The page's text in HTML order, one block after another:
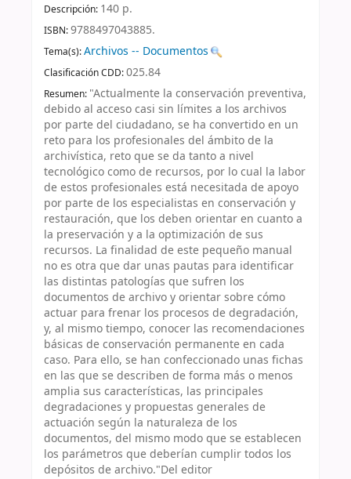
Descripción: 140 p.
ISBN:9788497043885.
Tema(s):Archivos -- Documentos
Clasificación CDD:025.84
Resumen: "Actualmente la conservación preventiva,
debido al acceso casi sin límites a los archivos
por parte del ciudadano, se ha convertido en un
reto para los profesionales del ámbito de la
archivística, reto que se da tanto a nivel
tecnológico como de recursos, por lo cual la labor
de estos profesionales está necesitada de apoyo
por parte de los especialistas en conservación y
restauración, que los deben orientar en cuanto a
la preservación y a la optimización de sus
recursos. La finalidad de este pequeño manual
no es otra que dar unas pautas para identificar
las distintas patologías que sufren los
documentos de archivo y orientar sobre cómo
actuar para frenar los procesos de degradación,
y, al mismo tiempo, conocer las recomendaciones
básicas de conservación permanente en cada
caso. Para ello, se han confeccionado unas fichas
en las que se describen de forma más o menos
amplia sus características, las principales
degradaciones y propuestas generales de
actuación según la naturaleza de los
documentos, del mismo modo que se establecen
los parámetros que deberían cumplir todos los
depósitos de archivo."Del editor